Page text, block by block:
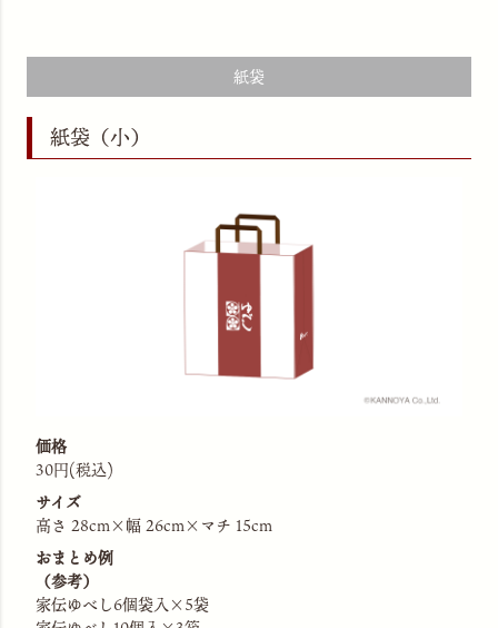
紙袋
紙袋（小）
価格
30円(税込)
サイズ
高さ 28cm×幅 26cm×マチ 15cm
おまとめ例
（参考）
家伝ゆべし6個袋入×5袋